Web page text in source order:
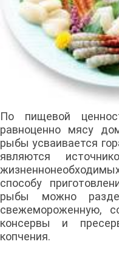
По пищевой
равноценно мясу
рыбы усваивается
являются
способу
рыбы можно
свежемороженную,
консервы и
копчения.